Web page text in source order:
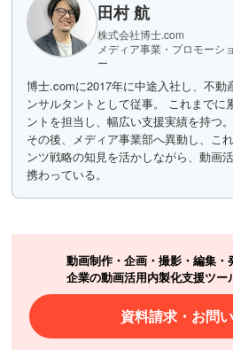
田村 航
株式会社博士.com
メディア事業・プロモーシ
ー
博士.comに2017年に中途入社し、不動
ンサルタントとして従事。 これまでに
ントを担当し、幅広い支援実績を持つ。
その後、メディア事業部へ異動し、こ
ンツ戦略の知見を活かしながら、動画
携わっている。
動画制作・企画・撮影・編集・
企業の動画活用内製化支援ツー
資料請求・お問